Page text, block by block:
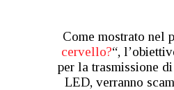
Come mostrato nel
cervello?“,
per la trasmissione
LED, verranno